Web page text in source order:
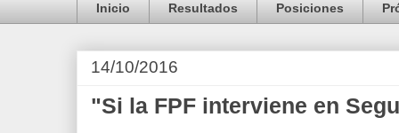
Inicio Resultados Posiciones
14/10/2016
"Si la FPF interviene en